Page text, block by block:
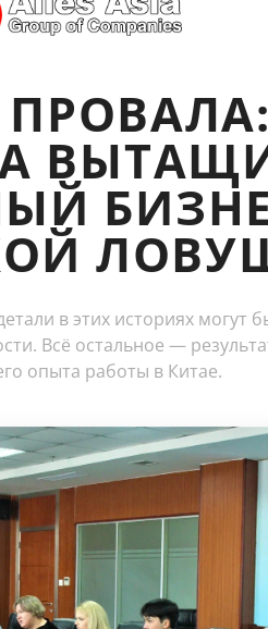
в этих историях могут
Всё остальное —
опыта работы в Китае.